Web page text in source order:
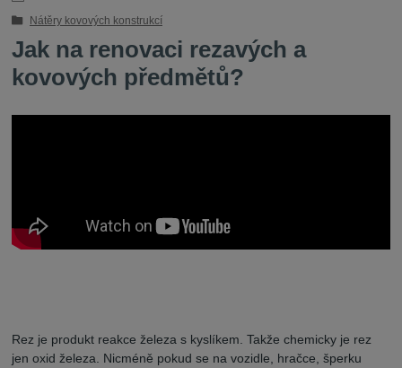
Nátěry kovových konstrukcí
Jak na renovaci rezavých a
kovových předmětů?
Rez je produkt reakce železa s kyslíkem. Takže chemicky je rez
jen oxid železa. Nicméně pokud se na vozidle, hračce, šperku